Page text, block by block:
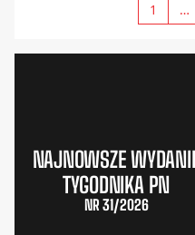
1 …
NAJNOWSZE
TYGODNIKA PN
NR 31/2026